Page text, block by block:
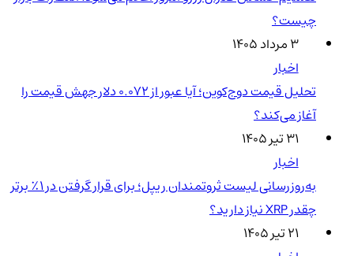
چیست؟
۳ مرداد ۱۴۰۵
اخبار
تحلیل قیمت دوج‌کوین؛ آیا عبور از ۰.۰۷۲ دلار جهش قیمت را
آغاز می‌کند؟
۳۱ تیر ۱۴۰۵
اخبار
به‌روزرسانی لیست ثروتمندان ریپل؛ برای قرار گرفتن در ۱٪ برتر
چقدر XRP نیاز دارید؟
۲۱ تیر ۱۴۰۵